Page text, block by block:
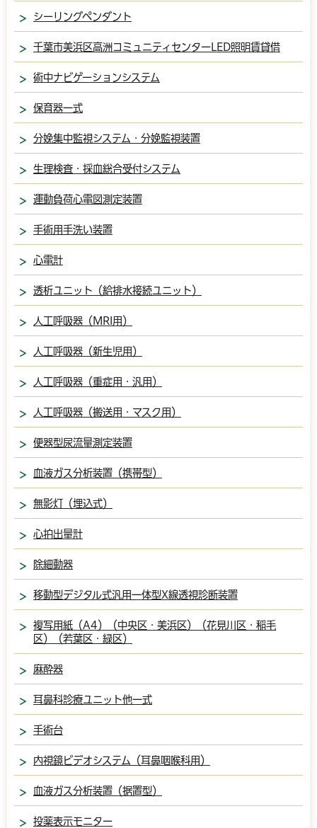
シーリングペンダント
千葉市美浜区高洲コミュニティセンターLED照明賃貸借
術中ナビゲーションシステム
保育器一式
分娩集中監視システム・分娩監視装置
生理検査・採血総合受付システム
運動負荷心電図測定装置
手術用手洗い装置
心電計
透析ユニット（給排水接続ユニット）
人工呼吸器（MRI用）
人工呼吸器（新生児用）
人工呼吸器（重症用・汎用）
人工呼吸器（搬送用・マスク用）
便器型尿流量測定装置
血液ガス分析装置（携帯型）
無影灯（埋込式）
心拍出量計
除細動器
移動型デジタル式汎用一体型X線透視診断装置
複写用紙（A4）（中央区・美浜区）（花見川区・稲毛
区）（若葉区・緑区）
麻酔器
耳鼻科診療ユニット他一式
手術台
内視鏡ビデオシステム（耳鼻咽喉科用）
血液ガス分析装置（据置型）
投薬表示モニター